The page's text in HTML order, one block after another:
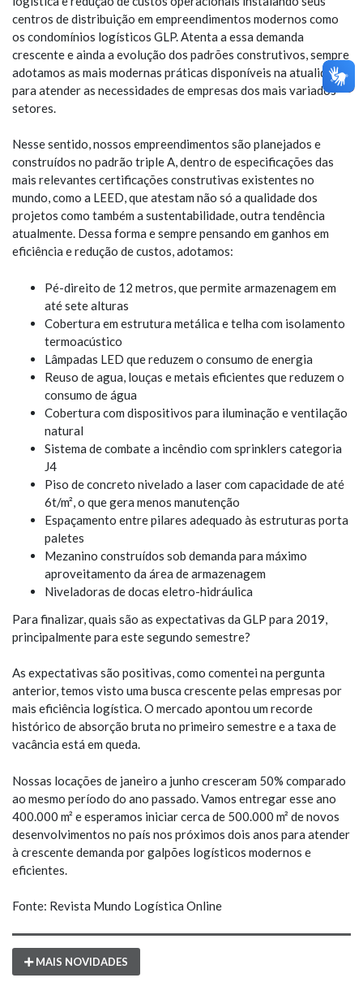
centros de distribuição em empreendimentos modernos como
os condomínios logísticos GLP. Atenta a essa demanda
crescente e ainda a evolução dos padrões construtivos, sempre
adotamos as mais modernas práticas disponíveis na atualidade,
para atender as necessidades de empresas dos mais variados
setores.
Nesse sentido, nossos empreendimentos são planejados e
construídos no padrão triple A, dentro de especificações das
mais relevantes certificações construtivas existentes no
mundo, como a LEED, que atestam não só a qualidade dos
projetos como também a sustentabilidade, outra tendência
atualmente. Dessa forma e sempre pensando em ganhos em
eficiência e redução de custos, adotamos:
Pé-direito de 12 metros, que permite armazenagem em
até sete alturas
Cobertura em estrutura metálica e telha com isolamento
termoacústico
Lâmpadas LED que reduzem o consumo de energia
Reuso de agua, louças e metais eficientes que reduzem o
consumo de água
Cobertura com dispositivos para iluminação e ventilação
natural
Sistema de combate a incêndio com sprinklers categoria
J4
Piso de concreto nivelado a laser com capacidade de até
6t/m², o que gera menos manutenção
Espaçamento entre pilares adequado às estruturas porta
paletes
Mezanino construídos sob demanda para máximo
aproveitamento da área de armazenagem
Niveladoras de docas eletro-hidráulica
Para finalizar, quais são as expectativas da GLP para 2019,
principalmente para este segundo semestre?
As expectativas são positivas, como comentei na pergunta
anterior, temos visto uma busca crescente pelas empresas por
mais eficiência logística. O mercado apontou um recorde
histórico de absorção bruta no primeiro semestre e a taxa de
vacância está em queda.
Nossas locações de janeiro a junho cresceram 50% comparado
ao mesmo período do ano passado. Vamos entregar esse ano
400.000 m² e esperamos iniciar cerca de 500.000 m² de novos
desenvolvimentos no país nos próximos dois anos para atender
à crescente demanda por galpões logísticos modernos e
eficientes.
Fonte: Revista Mundo Logística Online
MAIS NOVIDADES